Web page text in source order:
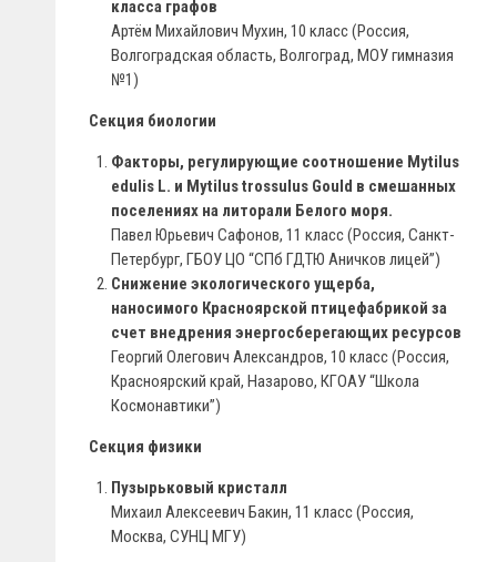
класса графов
Артём Михайлович Мухин, 10 класс (Россия,
Волгоградская область, Волгоград, МОУ гимназия
№1)
Секция биологии
Факторы, регулирующие соотношение Mytilus
edulis L. и Mytilus trossulus Gould в смешанных
поселениях на литорали Белого моря.
Павел Юрьевич Сафонов, 11 класс (Россия, Санкт-
Петербург, ГБОУ ЦО “СПб ГДТЮ Аничков лицей”)
Снижение экологического ущерба,
наносимого Красноярской птицефабрикой за
счет внедрения энергосберегающих ресурсов
Георгий Олегович Александров, 10 класс (Россия,
Красноярский край, Назарово, КГОАУ “Школа
Космонавтики”)
Секция физики
Пузырьковый кристалл
Михаил Алексеевич Бакин, 11 класс (Россия,
Москва, СУНЦ МГУ)